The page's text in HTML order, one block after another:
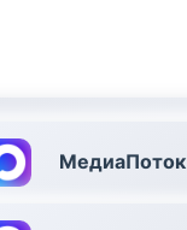
МедиаПоток